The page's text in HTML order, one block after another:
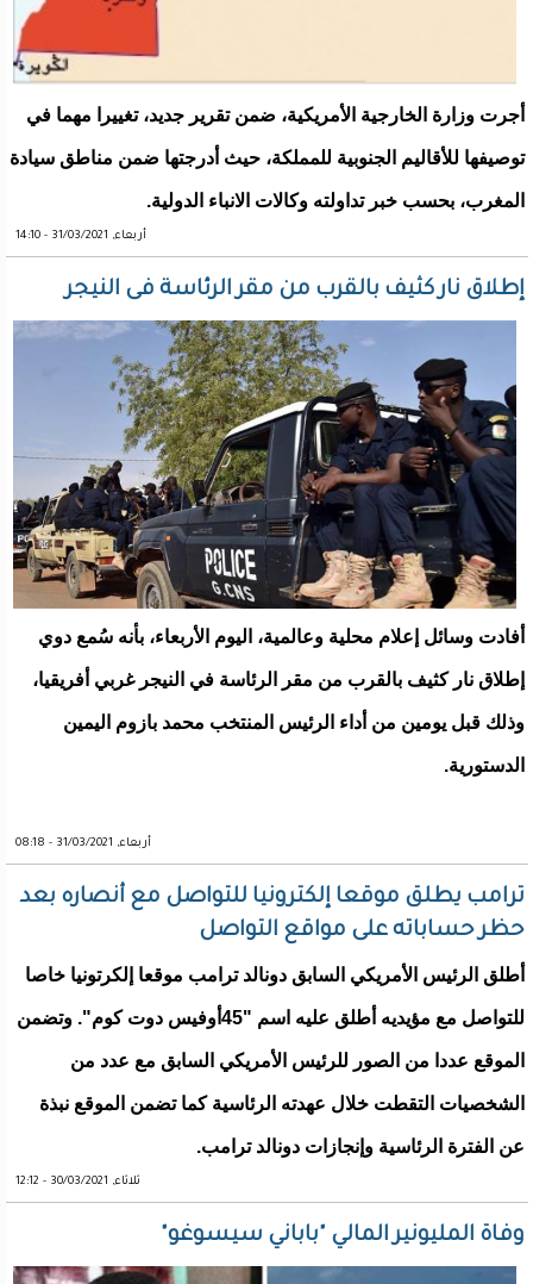
أجرت وزارة الخارجية الأمريكية، ضمن تقرير جديد، تغييرا مهما في
توصيفها للأقاليم الجنوبية للمملكة، حيث أدرجتها ضمن مناطق سيادة
المغرب، بحسب خبر تداولته وكالات الانباء الدولية.
أربعاء, 31/03/2021 - 14:10
إطلاق نار كثيف بالقرب من مقر الرئاسة فى النيجر
أفادت وسائل إعلام محلية وعالمية، اليوم الأربعاء، بأنه سُمع دوي
إطلاق نار كثيف بالقرب من مقر الرئاسة في النيجر غربي أفريقيا،
وذلك قبل يومين من أداء الرئيس المنتخب محمد بازوم اليمين
الدستورية.
أربعاء, 31/03/2021 - 08:18
ترامب يطلق موقعا إلكترونيا للتواصل مع أنصاره بعد
حظر حساباته على مواقع التواصل
أطلق الرئيس الأمريكي السابق دونالد ترامب موقعا إلكرتونيا خاصا
للتواصل مع مؤيديه أطلق عليه اسم "45أوفيس دوت كوم". وتضمن
الموقع عددا من الصور للرئيس الأمريكي السابق مع عدد من
الشخصيات التقطت خلال عهدته الرئاسية كما تضمن الموقع نبذة
عن الفترة الرئاسية وإنجازات دونالد ترامب.
ثلاثاء, 30/03/2021 - 12:12
وفاة المليونير المالي "باباني سيسوغو"